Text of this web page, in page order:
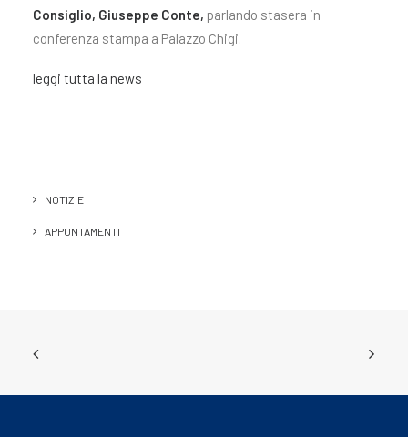
Consiglio, Giuseppe Conte, parlando stasera in
conferenza stampa a Palazzo Chigi.
leggi tutta la news
NOTIZIE
APPUNTAMENTI